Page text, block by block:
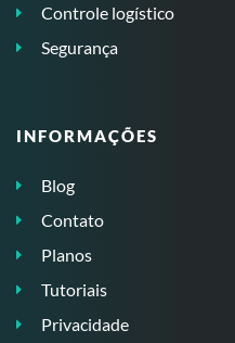
Controle logístico
Segurança
INFORMAÇÕES
Blog
Contato
Planos
Tutoriais
Privacidade